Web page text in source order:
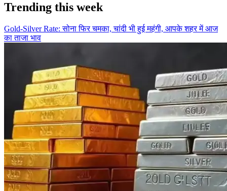
Trending this week
Gold-Silver Rate: सोना फिर चमका, चांदी भी हुई महंगी, आपके शहर में आज
का ताजा भाव